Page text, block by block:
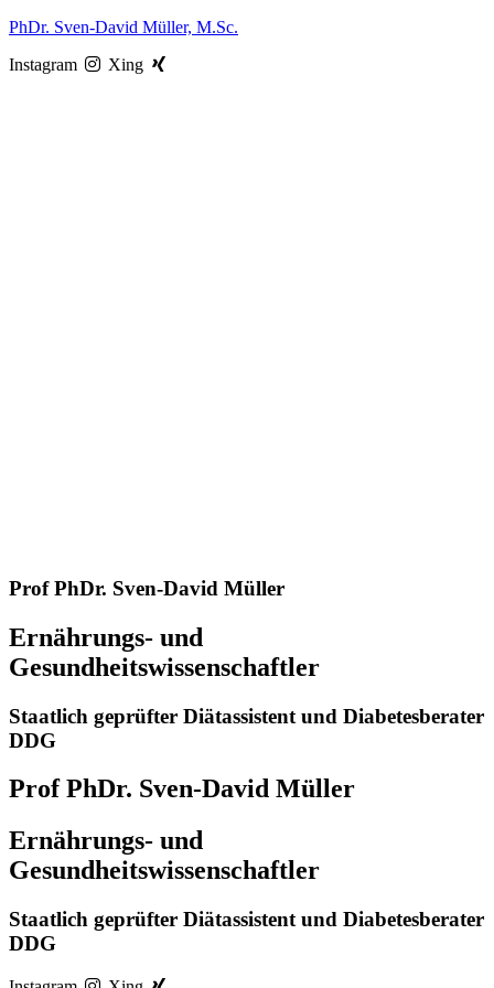
Zum
springen
PhDr. Sven-David Müller, M.Sc.
Instagram
Xing
Prof PhDr. Sven-David Müller
Ernährungs- und
Gesundheitswissenschaftler
Staatlich geprüfter Diätassistent und Diabetesberater
DDG
Prof PhDr. Sven-David Müller
Ernährungs- und
Gesundheitswissenschaftler
Staatlich geprüfter Diätassistent und Diabetesberater
DDG